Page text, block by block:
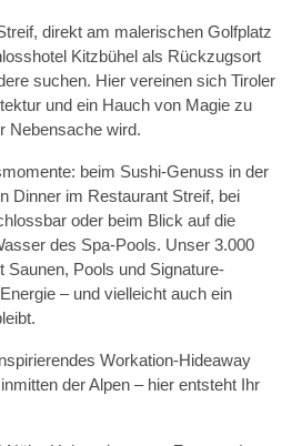
direkt am malerischen Golfplatz
Kitzbühel als Rückzugsort
suchen. Hier vereinen sich Tiroler
und ein Hauch von Magie zu
Nebensache wird.
beim Sushi-Genuss in der
Dinner im Restaurant Streif, bei
oder beim Blick auf die
des Spa-Pools. Unser 3.000
Saunen, Pools und Signature-
– und vielleicht auch ein
Workation-Hideaway
der Alpen – hier entsteht Ihr